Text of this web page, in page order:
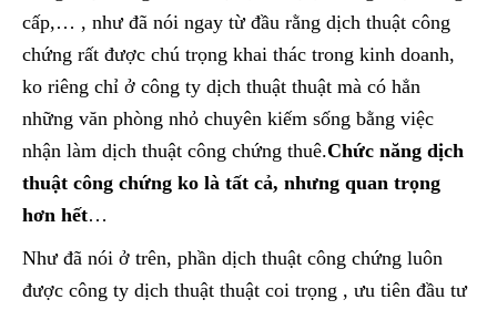
cấp,… , như đã nói ngay từ đầu rằng dịch thuật công
chứng rất được chú trọng khai thác trong kinh doanh,
ko riêng chỉ ở công ty dịch thuật thuật mà có hẳn
những văn phòng nhỏ chuyên kiếm sống bằng việc
nhận làm dịch thuật công chứng thuê.Chức năng dịch
thuật công chứng ko là tất cả, nhưng quan trọng
hơn hết…
Như đã nói ở trên, phần dịch thuật công chứng luôn
được công ty dịch thuật thuật coi trọng , ưu tiên đầu tư